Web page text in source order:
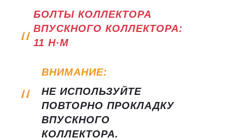
БОЛТЫ КОЛЛЕКТОРА
ВПУСКНОГО КОЛЛЕКТОРА:
11 Н·М
ВНИМАНИЕ:
НЕ ИСПОЛЬЗУЙТЕ
ПОВТОРНО ПРОКЛАДКУ
ВПУСКНОГО
КОЛЛЕКТОРА.